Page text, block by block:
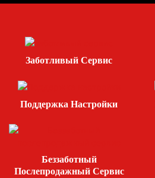
Заботливый Сервис
Поддержка Настройки
Беззаботный
Послепродажный Сервис